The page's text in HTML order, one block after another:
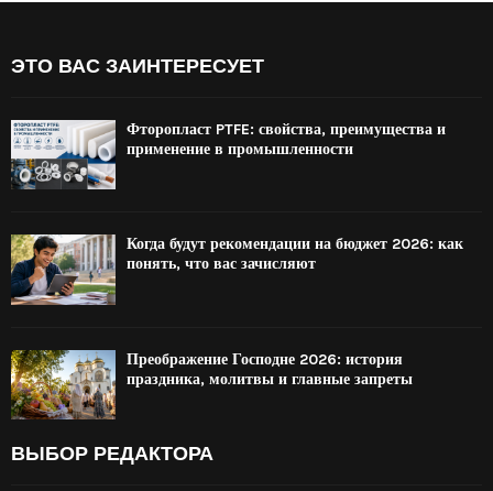
ЭТО ВАС ЗАИНТЕРЕСУЕТ
Фторопласт PTFE: свойства, преимущества и
применение в промышленности
Когда будут рекомендации на бюджет 2026: как
понять, что вас зачисляют
Преображение Господне 2026: история
праздника, молитвы и главные запреты
ВЫБОР РЕДАКТОРА